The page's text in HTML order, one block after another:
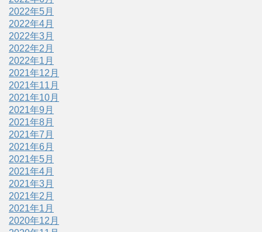
2022年5月
2022年4月
2022年3月
2022年2月
2022年1月
2021年12月
2021年11月
2021年10月
2021年9月
2021年8月
2021年7月
2021年6月
2021年5月
2021年4月
2021年3月
2021年2月
2021年1月
2020年12月